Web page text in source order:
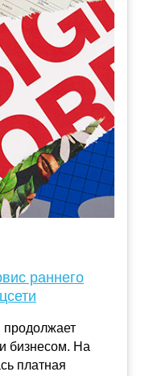
раннего
бизнесом. На
платная